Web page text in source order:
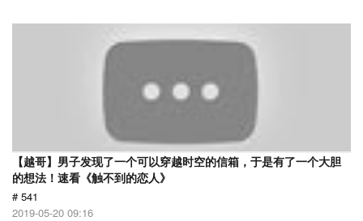
【越哥】男子发现了一个可以穿越时空的信箱，于是有了一个大胆
的想法！速看《触不到的恋人》
# 541
2019-05-20 09:16